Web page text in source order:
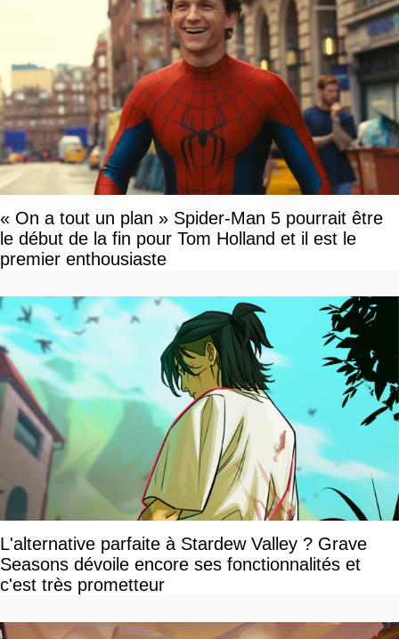
« On a tout un plan » Spider-Man 5 pourrait être
le début de la fin pour Tom Holland et il est le
premier enthousiaste
L'alternative parfaite à Stardew Valley ? Grave
Seasons dévoile encore ses fonctionnalités et
c'est très prometteur